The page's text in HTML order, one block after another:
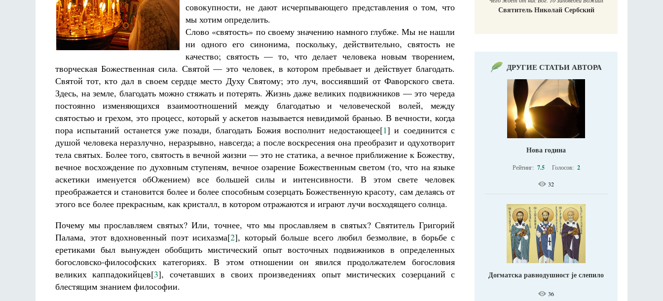
совокупности, не дают исчерпывающего представления о том, что
мы хотим определить.
Слово «святость» по своему значению намного глубже. Мы не нашли
ни одного его синонима, поскольку, действительно, святость не
качество; святость — то, что делает человека новым творением,
творческая Божественная сила. Святой — это человек, в котором пребывает и действует благодать.
Святой тот, кто дал в своем сердце место Духу Святому; это луч, воссиявший от Фаворского света.
Здесь, на земле, благодать можно стяжать и потерять. Жизнь даже великих подвижников — это череда
постоянно изменяющихся взаимоотношений между благодатью и человеческой волей, между
святостью и грехом, это процесс, который у аскетов называется невидимой бранью. В вечности, когда
пора испытаний останется уже позади, благодать Божия восполнит недостающее[1] и соединится с
душой человека неразлучно, неразрывно, навсегда; а после воскресения она преобразит и одухотворит
тела святых. Более того, святость в вечной жизни — это не статика, а вечное приближение к Божеству,
вечное восхождение по духовным ступеням, вечное озарение Божественным светом (то, что на языке
аскетики именуется обОжением) все большей силы и интенсивности. В этом свете человек
преображается и становится более и более способным созерцать Божественную красоту, сам делаясь от
этого все более прекрасным, как кристалл, в котором отражаются и играют лучи восходящего солнца.
Почему мы прославляем святых? Или, точнее, что мы прославляем в святых? Святитель Григорий
Палама, этот вдохновенный поэт исихазма[2], который больше всего любил безмолвие, в борьбе с
еретиками был вынужден обобщить мистический опыт восточных подвижников в определенных
богословско-философских категориях. В этом отношении он явился продолжателем богословия
великих каппадокийцев[3], сочетавших в своих произведениях опыт мистических созерцаний с
блестящим знанием философии.
Кирилл Мурышев Святитель Николай Сербский
ДРУГИЕ СТАТЬИ АВТОРА
Нова година
Рейтинг: 7.5 Голосов: 2
32
Догматска равнодушност је слепило
36